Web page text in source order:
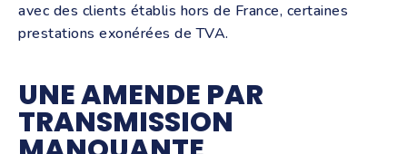
avec des clients établis hors de France, certaines
prestations exonérées de TVA.
UNE AMENDE PAR
TRANSMISSION